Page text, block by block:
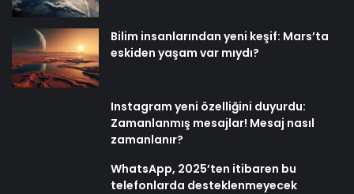
Bilim insanlarından yeni keşif: Mars’ta
eskiden yaşam var mıydı?
Instagram yeni özelliğini duyurdu:
Zamanlanmış mesajlar! Mesaj nasıl
zamanlanır?
WhatsApp, 2025’ten itibaren bu
telefonlarda desteklenmeyecek